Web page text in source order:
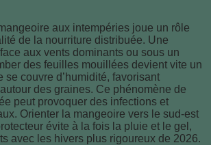
aux intempéries joue un rôle
de la nourriture distribuée. Une
aux vents dominants ou sous un
des feuilles mouillées devient vite un
se couvre d’humidité, favorisant
des graines. Ce phénomène de
peut provoquer des infections et
Orienter la mangeoire vers le sud-est
évite à la fois la pluie et le gel,
avec les hivers plus rigoureux de 2026.